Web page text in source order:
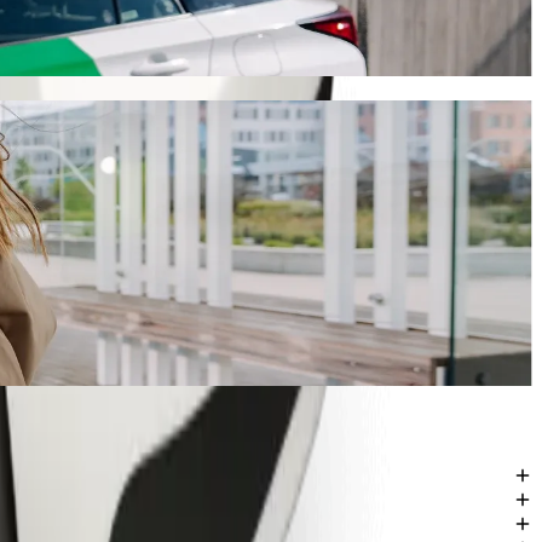
267,10 KES KES. Tilaisuudesta riippumatta löydämme sinulle